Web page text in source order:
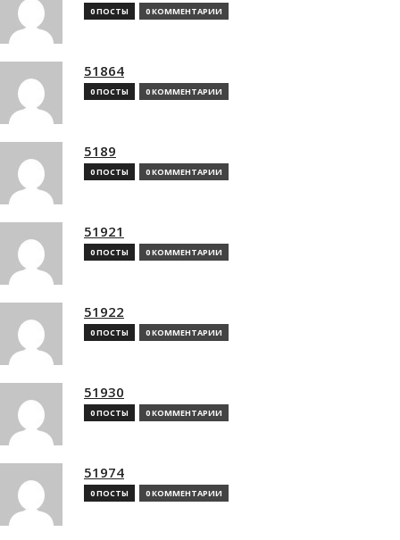
0 ПОСТЫ 0 КОММЕНТАРИИ
51864
0 ПОСТЫ 0 КОММЕНТАРИИ
5189
0 ПОСТЫ 0 КОММЕНТАРИИ
51921
0 ПОСТЫ 0 КОММЕНТАРИИ
51922
0 ПОСТЫ 0 КОММЕНТАРИИ
51930
0 ПОСТЫ 0 КОММЕНТАРИИ
51974
0 ПОСТЫ 0 КОММЕНТАРИИ